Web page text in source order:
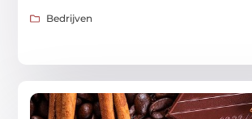
Bedrijven